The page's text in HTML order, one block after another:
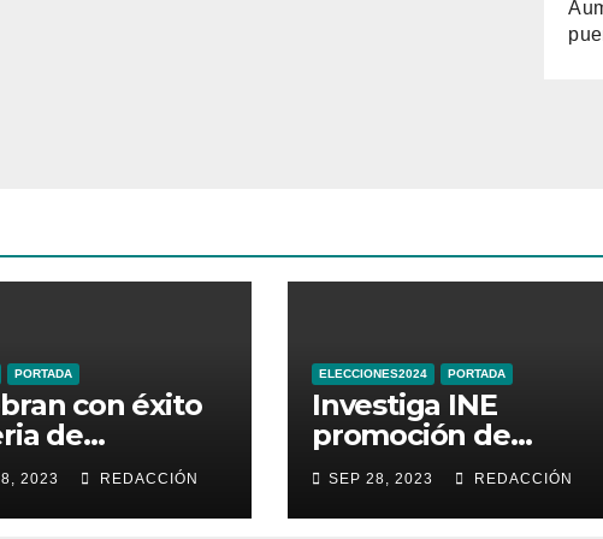
PORTADA
con éxito
de
de
2023 REDACCIÓN
ELECCIONES2024 PORTADA
Investiga INE
promoción de
Sheinbaum en
Times Square de
Nueva York
SEP 28, 2023 REDACCIÓN